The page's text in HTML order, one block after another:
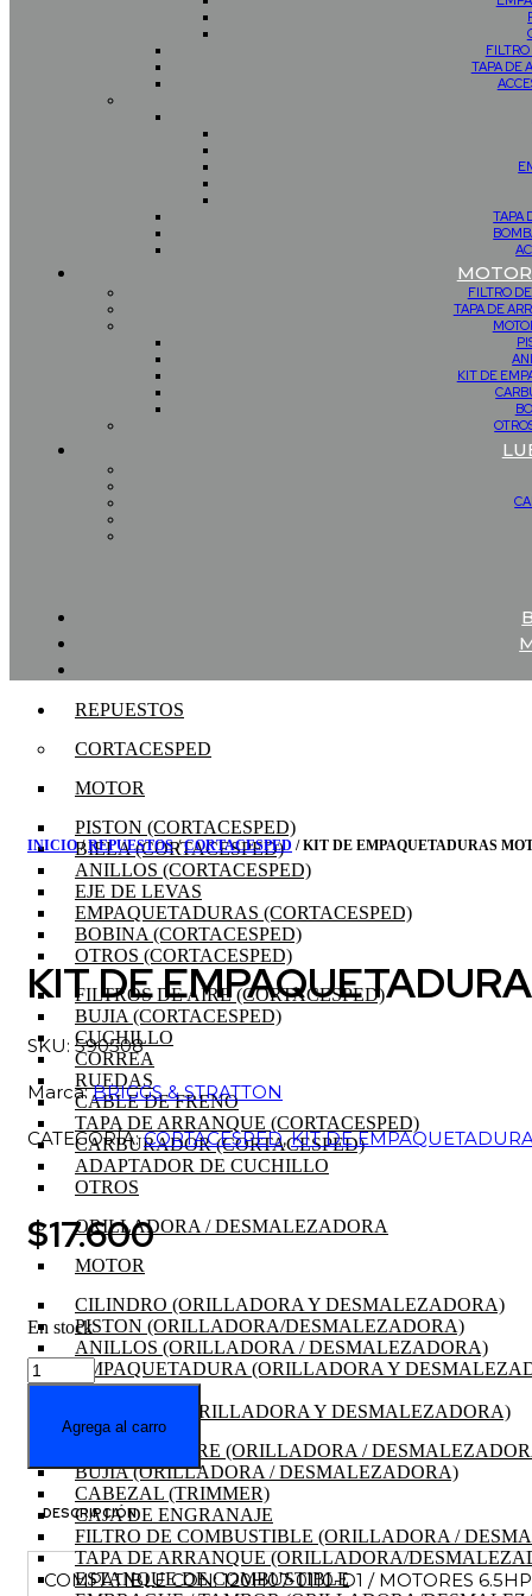
TAPA DE
TAPA
FILTRO
TAPA DE
KIT DE
REPUESTOS
CORTACESPED
MOTOR
PISTON (CORTACESPED)
BIELA (CORTACESPED)
ANILLOS (CORTACESPED)
EJE DE LEVAS
EMPAQUETADURAS (CORTACESPED)
BOBINA (CORTACESPED)
OTROS (CORTACESPED)
FILTROS DE AIRE (CORTACESPED)
BUJIA (CORTACESPED)
CUCHILLO
CORREA
RUEDAS
CABLE DE FRENO
TAPA DE ARRANQUE (CORTACESPED)
CARBURADOR (CORTACESPED)
ADAPTADOR DE CUCHILLO
OTROS
ORILLADORA / DESMALEZADORA
MOTOR
CILINDRO (ORILLADORA Y DESMALEZADORA)
PISTON (ORILLADORA/DESMALEZADORA)
ANILLOS (ORILLADORA / DESMALEZADORA)
EMPAQUETADURA (ORILLADORA Y
RETENES
CIGÜEÑAL (ORILLADORA Y DESMALEZADORA)
FILTRO DE AIRE (ORILLADORA /
BUJIA (ORILLADORA / DESMALEZADORA)
CABEZAL (TRIMMER)
CAJA DE ENGRANAJE
FILTRO DE COMBUSTIBLE (ORILLADORA /
TAPA DE ARRANQUE (ORILLADORA/
ESTANQUE DE COMBUSTIBLE
INICIO/REPUESTOS/CORTACESPED / KIT DE EMPAQUETADURAS
KIT DE
SKU: 590508
Marca:BRIGGS & STRATTON
CATEGORÍA:CORTACESPED,KIT DE
$17.600
En stock
KIT
DE
EMPAQUETADURAS
MOTOR
120502-
0255-
E1
cantidad
Agrega al carro
DESCRIPCIÓN
COMPATIBLE CON: 120H07-0110-D1 / MOTORES 6.5HP